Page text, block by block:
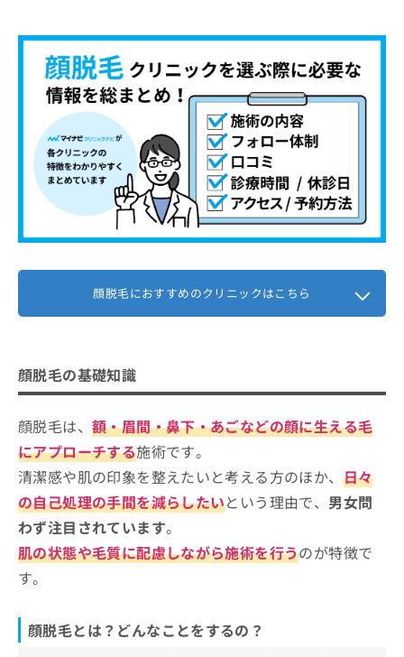
ひかり皮ふ科クリニック
クリニーク福岡天神
福岡博多駅前通中央クリニック
【顔脱毛について】これを知ってから検討しよ
う！
顔脱毛でチェックしたい施術部位と範
頬（ほお）
1．カウンセリング予約
2．問診票の記入と肌状態の確認
4．施術内容と費用の説明
5．施術とアフターケア
顔脱毛に関する質問10選！
顔脱毛におすすめのクリニックはこちら
顔脱毛の基礎知識
顔脱毛は、 額・眉間・鼻下・あごなどの顔に生える毛
にアプローチする施術です。
清潔感や肌の印象を整えたいと考える方のほか、 日々
の自己処理の手間を減らしたいという理由で、男女問
わず注目されています。
肌の状態や毛質に配慮しながら施術を行うのが特徴で
す。
顔脱毛とは？どんなことをするの？
の
ち